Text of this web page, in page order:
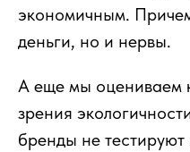
экономичным.
деньги, но и нервы.
А еще мы оцениваем
зрения
бренды не